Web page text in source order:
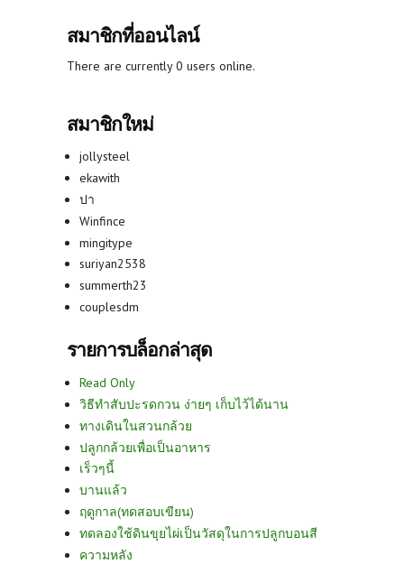
สมาชิกที่ออนไลน์
There are currently 0 users online.
สมาชิกใหม่
jollysteel
ekawith
ปา
Winfince
mingitype
suriyan2538
summerth23
couplesdm
รายการบล็อกล่าสุด
Read Only
วิธีทำสับปะรดกวน ง่ายๆ เก็บไว้ได้นาน
ทางเดินในสวนกล้วย
ปลูกกล้วยเพื่อเป็นอาหาร
เร็วๆนี้
บานแล้ว
ฤดูกาล(ทดสอบเขียน)
ทดลองใช้ดินขุยไผ่เป็นวัสดุในการปลูกบอนสี
ความหลัง